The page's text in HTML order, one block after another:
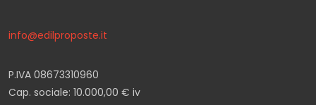
info@edilproposte.it
P.IVA 08673310960
Cap. sociale: 10.000,00 € iv